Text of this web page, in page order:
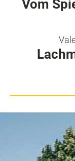
Vom